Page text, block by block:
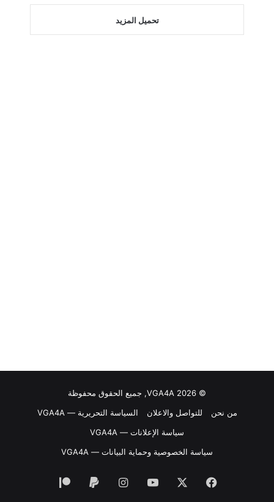
تحميل المزيد
© VGA4A 2026, جميع الحقوق محفوظة
من نحن
للتواصل والاعلان
السياسة التحريرية — VGA4A
سياسة الإعلانات — VGA4A
سياسة الخصوصية وحماية البيانات — VGA4A
فيسبوك ‫YouTubeانستقرام
‏Paypal
‫Patreon